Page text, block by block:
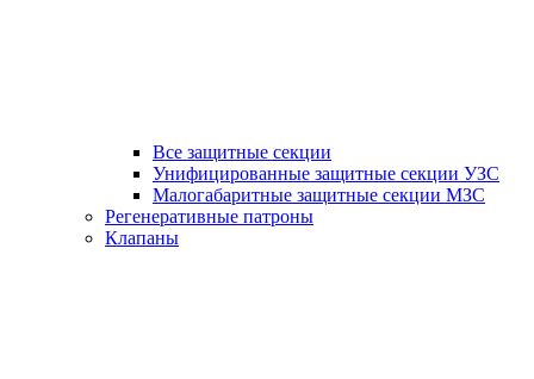
Все защитные секции
Унифицированные защитные секции УЗС
Малогабаритные защитные секции МЗС
Регенеративные патроны
Клапаны